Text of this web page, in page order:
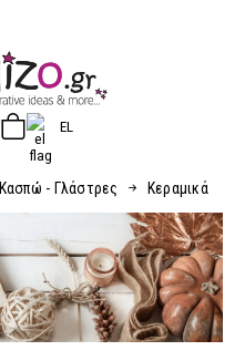
EL
Κασπώ - Γλάστρες Κεραμικά